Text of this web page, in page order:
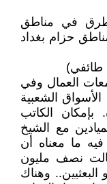
في مناطق
حزام بغداد
طائفي)
العمال وفي
الشعبية
بإمكان الكاتب
مع الشيخ
ما معناه أن
نصف مليون
وهناك